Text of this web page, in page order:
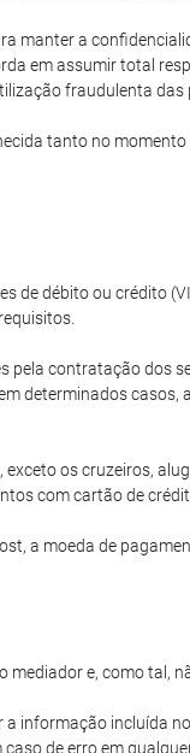
manter a
em assumir total
fraudulenta
tanto no
débito ou crédito
contratação dos
determinados
os cruzeiros,
com cartão de
a moeda de
e, como tal,
informação incluída
de erro em